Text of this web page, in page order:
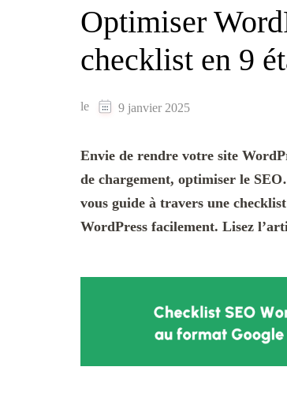
Optimiser
checklist en 9
le 9 janvier 2025
Envie de rendre votre site
de chargement, optimiser le
vous guide à travers une
WordPress facilement. Lisez